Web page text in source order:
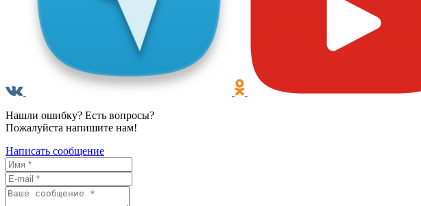
Нашли ошибку? Есть вопросы?
Пожалуйста напишите нам!
Написать сообщение